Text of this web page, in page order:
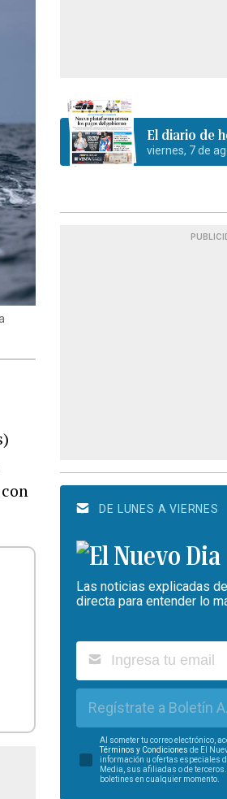
El diario de
viernes, 7 de
DE LUNES A VIERNES
Las noticias explicadas
directa para entender lo
Regístrate a Boletín
Al someter tu correo electrónico,
Términos y Condiciones de El
información u ofertas especiales
Media, sus afiliadas o de
boletines en cualquier momento.